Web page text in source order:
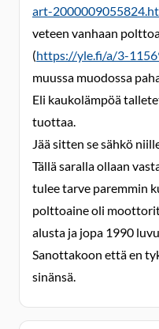
art-
veteen vanhaan
(https://yle.fi/a/3-
muussa muodossa
Eli kaukolämpöä
tuottaa.
Jää sitten se sähkö
Tällä saralla ollaan
tulee tarve paremmin
polttoaine oli
alusta ja jopa 1990
Sanottakoon että en
sinänsä.